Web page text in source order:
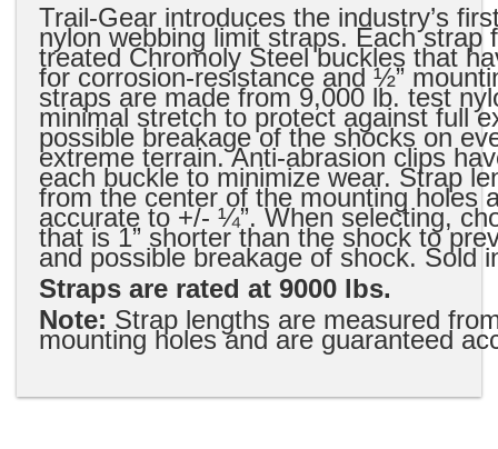
Trail-Gear introduces the industry’s
nylon webbing limit straps. Each strap
treated Chromoly Steel buckles that
for corrosion-resistance and ½”
straps are made from 9,000 lb. test
minimal stretch to protect against full
possible breakage of the shocks on
extreme terrain. Anti-abrasion clips
each buckle to minimize wear. Strap
from the center of the mounting holes
accurate to +/- ¼”. When selecting,
that is 1” shorter than the shock to
and possible breakage of shock. Sold
Straps are rated at 9000 lbs.
Note: Strap lengths are measured
mounting holes and are guaranteed